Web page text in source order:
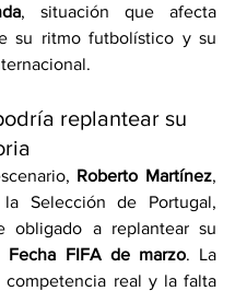
, situación que afecta
su ritmo futbolístico y su
replantear su
Roberto Martínez,
Selección de Portugal,
obligado a replantear su
Fecha FIFA de marzo. La
competencia real y la falta